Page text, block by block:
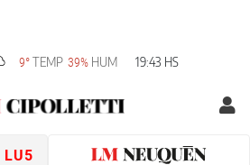
9° TEMP 39% HUM 19:43 HS
LU5